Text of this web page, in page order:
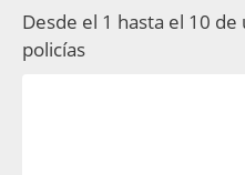
Desde el 1 hasta el 10
policías